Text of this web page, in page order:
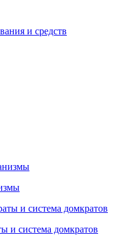
и средств
и система домкратов